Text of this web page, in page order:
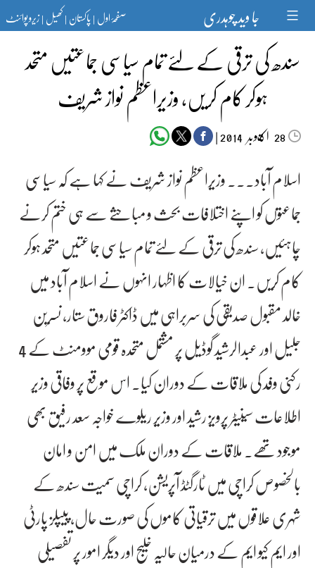
content جا وید چوہدری صفحۂ اول|پاکستان|کھیل|زیرو پوائنٹ
سندھ کی ترقی کے لئے تمام سیاسی جماعتیں متحد
ہوکر کام کریں، وزیراعظم نواز شریف
28 اکتوبر‬‮ |
اسلام آباد۔۔۔ وزیراعظم نواز شریف نے کہا ہے کہ سیاسی
جماعتوں کو اپنے اختلافات بحث و مباحثے سے ہی ختم کرنے
چاہئیں، سندھ کی ترقی کے لئے تمام سیاسی جماعتیں متحد ہوکر
کام کریں۔ ان خیالات کا اظہار انہوں نے اسلام آباد میں
خالد مقبول صدیقی کی سربراہی میں ڈاکٹر فاروق ستار، نسرین
جلیل اور عبدالرشید گوڈیل پر مشتمل متحدہ قومی موومنٹ کے 4
رکنی وفد کی ملاقات کے دوران کیا۔ اس موقع پر وفاقی وزیر
اطلاعات سینیٹر پرویز رشید اور وزیر ریلوے خواجہ سعد رفیق بھی
موجود تھے۔ ملاقات کے دوران ملک میں امن و امان
بالخصوص کراچی میں ٹارگٹڈ آپریشن، کراچی سمیت سندھ کے
شہری علاقوں میں ترقیاتی کاموں کی صورت حال، پیپلز پارٹی
اور ایم کیو ایم کے درمیان حالیہ خلیج اور دیگر امور پر تفصیلی